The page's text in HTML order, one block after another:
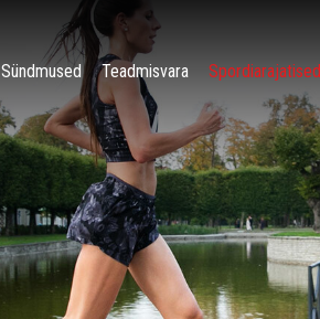
Sündmused Teadmisvara Spordiarajatised